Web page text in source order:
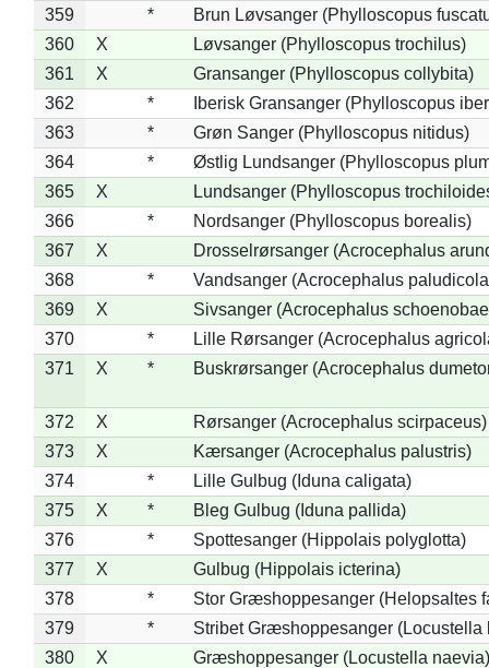
359 *
Brun Løvsanger (Phylloscopus
360
X
Løvsanger (Phylloscopus trochilus)
361
X
Gransanger (Phylloscopus collybita)
362
*
Iberisk Gransanger (Phylloscopus
363
*
Grøn Sanger (Phylloscopus nitidus)
364
*
Østlig Lundsanger (Phylloscopus
365
X
Lundsanger (Phylloscopus
366
*
Nordsanger (Phylloscopus borealis)
367
X
Drosselrørsanger (Acrocephalus
368
*
Vandsanger (Acrocephalus
369
X
Sivsanger (Acrocephalus
370
*
Lille Rørsanger (Acrocephalus
371
X * Buskrørsanger (Acrocephalus
372 X
Rørsanger (Acrocephalus scirpaceus)
373
X
Kærsanger (Acrocephalus palustris)
374
*
Lille Gulbug (Iduna caligata)
375
X *
Bleg Gulbug (Iduna pallida)
376
*
Spottesanger (Hippolais polyglotta)
377
X
Gulbug (Hippolais icterina)
378
*
Stor Græshoppesanger (Helopsaltes
379
*
Stribet Græshoppesanger (Locustella
380
X
Græshoppesanger (Locustella naevia)